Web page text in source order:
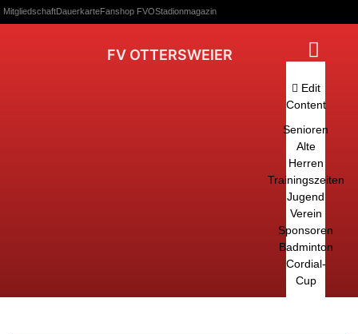
MitgliedschaftDauerkarteFanshop FVOStadionmagazin
FV OTTERSWEIER
Edit
Content
Senioren
Alte
Herren
Trainingszeiten
Jugend
Verein
Sponsoren
Badminton
Cordial-
Cup